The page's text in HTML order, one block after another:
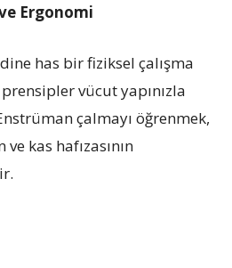
Ergonomi
has bir fiziksel çalışma
vücut yapınızla
çalmayı öğrenmek,
kas hafızasının